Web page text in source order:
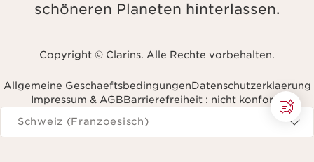
schöneren Planeten hinterlassen.
Copyright © Clarins. Alle Rechte vorbehalten.
Allgemeine GeschaeftsbedingungenDatenschutzerklaerung
Impressum & AGBBarrierefreiheit : nicht konform
Navigieren Sie zu
Schweiz (Franzoesisch)